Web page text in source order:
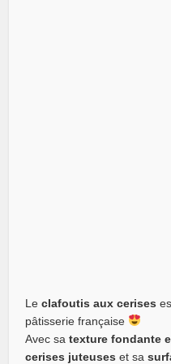
Leclafoutis aux cerises
pâtisserie française
Avec satexture fondante
cerises juteuses et sa